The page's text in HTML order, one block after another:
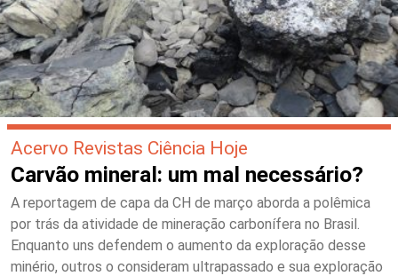
Acervo Revistas Ciência Hoje
Carvão mineral: um mal necessário?
A reportagem de capa da CH de março aborda a polêmica
por trás da atividade de mineração carbonífera no Brasil.
Enquanto uns defendem o aumento da exploração desse
minério, outros o consideram ultrapassado e sua exploração